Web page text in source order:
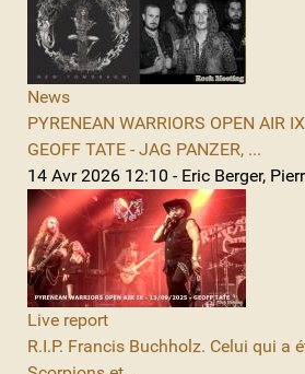
News
PYRENEAN WARRIORS OPEN AIR
GEOFF TATE - JAG PANZER, ...
14 Avr 2026 12:10 - Eric Berger,
Live report
R.I.P. Francis Buchholz. Celui qui a